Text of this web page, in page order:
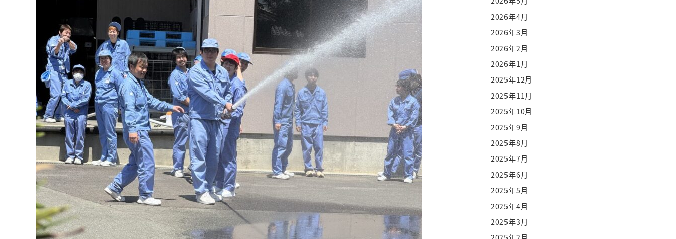
2026年4月
2026年3月
2026年2月
2026年1月
2025年12月
2025年11月
2025年10月
2025年9月
2025年8月
2025年7月
2025年6月
2025年5月
2025年4月
2025年3月